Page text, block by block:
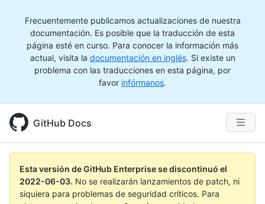
Frecuentemente publicamos actualizaciones de nuestra
documentación. Es posible que la traducción de esta
página esté en curso. Para conocer la información más
actual, visita la documentación en inglés. Si existe un
problema con las traducciones en esta página, por
favor infórmanos.
GitHub Docs
Esta versión de GitHub Enterprise se discontinuó el
2022-06-03. No se realizarán lanzamientos de patch, ni
siquiera para problemas de seguridad críticos. Para